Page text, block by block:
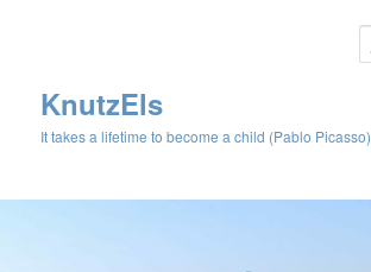
KnutzEls
It takes a lifetime to become a child (Pablo Picasso)